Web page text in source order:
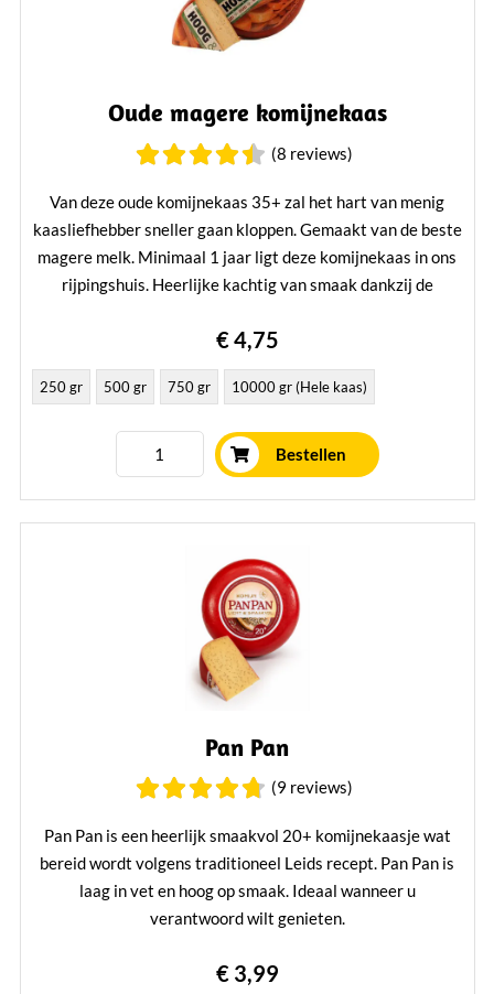
Oude magere komijnekaas
(8 reviews)
Van deze oude komijnekaas 35+ zal het hart van menig
kaasliefhebber sneller gaan kloppen. Gemaakt van de beste
magere melk. Minimaal 1 jaar ligt deze komijnekaas in ons
rijpingshuis. Heerlijke kachtig van smaak dankzij de
Lees verder
€ 4,75
250 gr 500 gr 750 gr 10000 gr (Hele kaas)
Bestellen
Pan Pan
(9 reviews)
Pan Pan is een heerlijk smaakvol 20+ komijnekaasje wat
bereid wordt volgens traditioneel Leids recept. Pan Pan is
laag in vet en hoog op smaak. Ideaal wanneer u
verantwoord wilt genieten.
€ 3,99